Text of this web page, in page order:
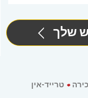
שלך
טרייד-אין